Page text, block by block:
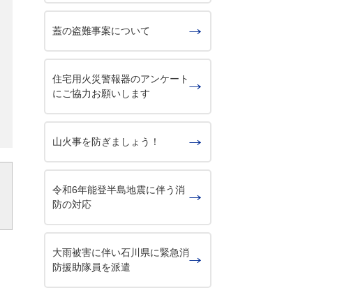
蓋の盗難事案について
住宅用火災警報器のアンケート
にご協力お願いします
山火事を防ぎましょう！
令和6年能登半島地震に伴う消
防の対応
大雨被害に伴い石川県に緊急消
防援助隊員を派遣